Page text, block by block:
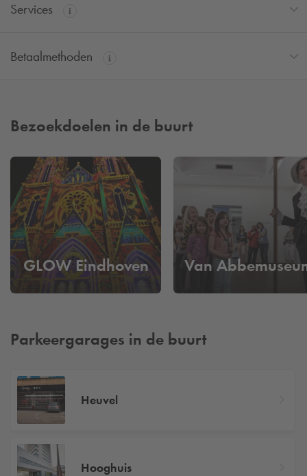
Services
Betaalmethoden
Bezoekdoelen in de buurt
GLOW Eindhoven Van
Parkeergarages in de buurt
Heuvel
Hooghuis